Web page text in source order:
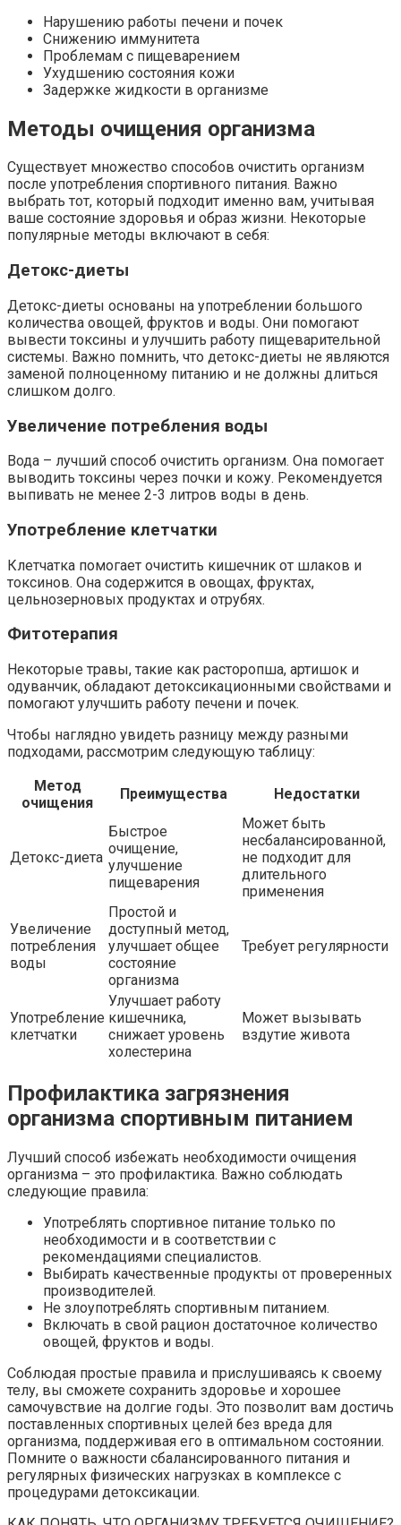
Нарушению работы печени и почек
Снижению иммунитета
Проблемам с пищеварением
Ухудшению состояния кожи
Задержке жидкости в организме
Методы очищения организма
Существует множество способов очистить организм
после употребления спортивного питания. Важно
выбрать тот, который подходит именно вам, учитывая
ваше состояние здоровья и образ жизни. Некоторые
популярные методы включают в себя:
Детокс-диеты
Детокс-диеты основаны на употреблении большого
количества овощей, фруктов и воды. Они помогают
вывести токсины и улучшить работу пищеварительной
системы. Важно помнить, что детокс-диеты не являются
заменой полноценному питанию и не должны длиться
слишком долго.
Увеличение потребления воды
Вода – лучший способ очистить организм. Она помогает
выводить токсины через почки и кожу. Рекомендуется
выпивать не менее 2-3 литров воды в день.
Употребление клетчатки
Клетчатка помогает очистить кишечник от шлаков и
токсинов. Она содержится в овощах, фруктах,
цельнозерновых продуктах и отрубях.
Фитотерапия
Некоторые травы, такие как расторопша, артишок и
одуванчик, обладают детоксикационными свойствами и
помогают улучшить работу печени и почек.
Чтобы наглядно увидеть разницу между разными
подходами, рассмотрим следующую таблицу:
Метод
очищения
Преимущества Недостатки
Детокс-диета
Быстрое
очищение,
улучшение
пищеварения
Может быть
несбалансированной,
не подходит для
длительного
применения
Увеличение
потребления
воды
Простой и
доступный метод,
улучшает общее
состояние
организма
Требует регулярности
Употребление
клетчатки
Улучшает работу
кишечника,
снижает уровень
холестерина
Может вызывать
вздутие живота
Профилактика загрязнения
организма спортивным питанием
Лучший способ избежать необходимости очищения
организма – это профилактика. Важно соблюдать
следующие правила:
Употреблять спортивное питание только по
необходимости и в соответствии с
рекомендациями специалистов.
Выбирать качественные продукты от проверенных
производителей.
Не злоупотреблять спортивным питанием.
Включать в свой рацион достаточное количество
овощей, фруктов и воды.
Соблюдая простые правила и прислушиваясь к своему
телу, вы сможете сохранить здоровье и хорошее
самочувствие на долгие годы. Это позволит вам достичь
поставленных спортивных целей без вреда для
организма, поддерживая его в оптимальном состоянии.
Помните о важности сбалансированного питания и
регулярных физических нагрузках в комплексе с
процедурами детоксикации.